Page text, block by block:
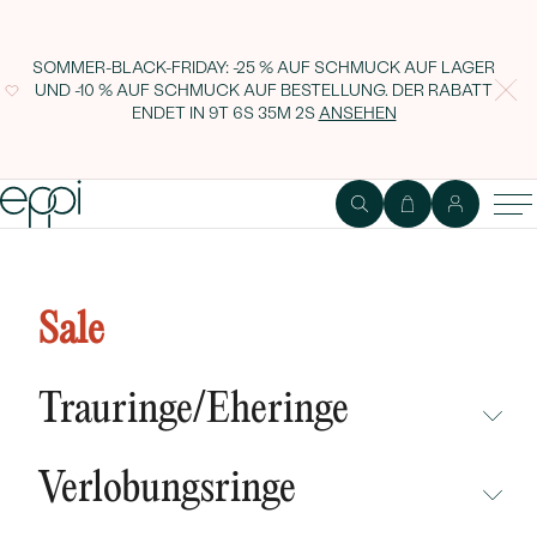
SOMMER-BLACK-FRIDAY: -25 % AUF SCHMUCK AUF LAGER
UND -10 % AUF SCHMUCK AUF BESTELLUNG. DER RABATT
ENDET IN9T 6S 35M 1S ANSEHEN
Sale
Trauringe/Eheringe
NEUHEITEN
Verlobungsringe
Maxance